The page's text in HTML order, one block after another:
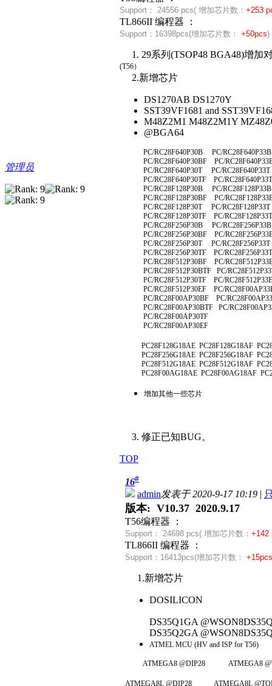
管理员
Support： 24556 pcs( 增加芯片数： +253
TL866II 编程器 ：
Support： 16398pcs(增加芯片数： +50pcs)
1. 29系列(TSOP48 BGA48)增加
(T56）
2.新增芯片
DS1270AB DS1270Y
SST39VF1681 and
M48Z2M1 M48Z2M1Y
@BGA64
PC/RC28F640P30B PC/RC28F640P33B
PC/RC28F640P30BF PC/
PC/RC28F640P30T PC/RC28F640P33T
PC/RC28F640P30TF PC/
PC/RC28F128P30B PC/RC28F128P33B
PC/RC28F128P30BF PC/
PC/RC28F128P30T PC/RC28F128P33T
PC/RC28F128P30TF PC/
PC/RC28F256P30B PC/RC28F256P33B
PC/RC28F256P30BF PC/
PC/RC28F256P30T PC/RC28F256P33T
PC/RC28F256P30TF PC/
PC/RC28F512P30BF PC/
PC/RC28F512P30BTF PC/
PC/RC28F512P30TF PC/
PC/RC28F512P30EF PC/
PC/RC28F00AP30BF PC/
PC/RC28F00AP30BTF PC/
PC/RC28F00AP30TF
PC/RC28F00AP30EF
PC28F128G18AE PC28F128G18AF
PC28F256G18AE PC28F256G18AF
PC28F512G18AE PC28F512G18AF
PC28F00AG18AE PC28F00AG18AF
增加其他一些芯片
3. 修正已知BUG。
TOP
16#
admin发表于 2020-9-17 10:19 |
版本: V10.37 2020.9.17
T56编程器 ：
Support： 24698 pcs( 增加芯片数： +142
TL866II 编程器 ：
Support： 16413pcs(增加芯片数： +15pcs
1.新增芯片
DOSILICON
DS35Q1GA
DS35Q2GA
ATMEL MCU (HV and ISP for T56)
ATMEGA8 @DIP28 ATMEGA8
ATMEGA8L @DIP28 ATMEGA8L